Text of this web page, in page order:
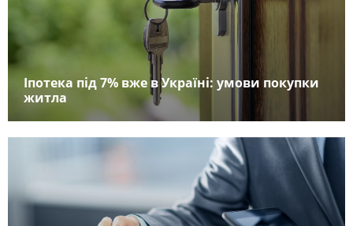
Іпотека під 7% вже в Україні: умови покупки
житла